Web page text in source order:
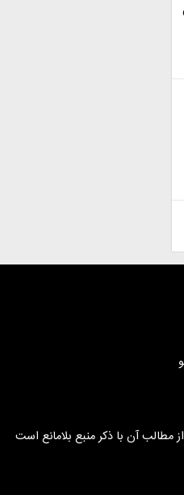
مطالب آن با ذکر منبع بلامانع است